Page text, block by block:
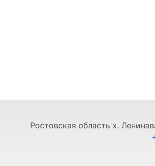
Ростовская область х.